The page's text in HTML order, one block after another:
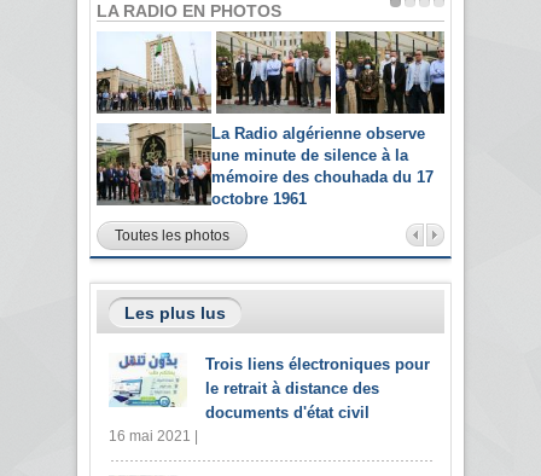
LA RADIO EN PHOTOS
La Radio algérienne observe
une minute de silence à la
mémoire des chouhada du 17
octobre 1961
Toutes les photos
Les plus lus
Trois liens électroniques pour
le retrait à distance des
documents d'état civil
16 mai 2021 |